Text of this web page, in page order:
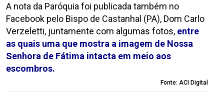
A nota da Paróquia foi publicada também no
Facebook pelo Bispo de Castanhal (PA), Dom Carlo
Verzeletti, juntamente com algumas fotos, entre
as quais uma que mostra a imagem de Nossa
Senhora de Fátima intacta em meio aos
escombros.
Fonte: ACI Digital